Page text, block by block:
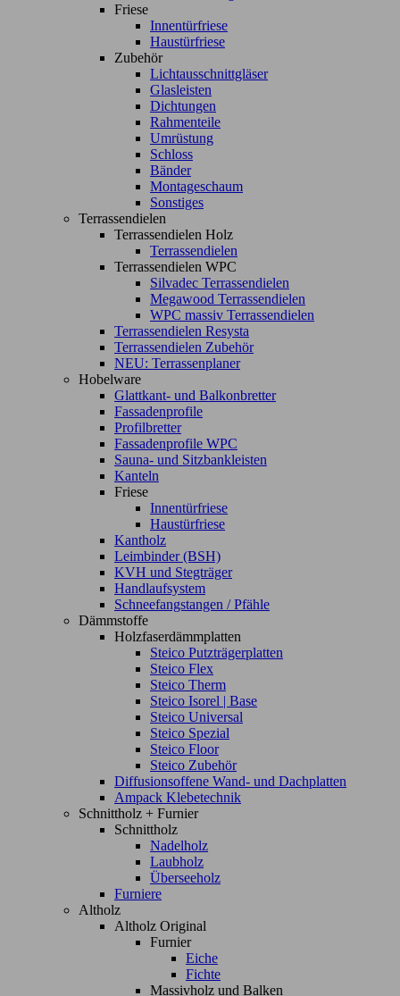
Friese
Innentürfriese
Haustürfriese
Zubehör
Lichtausschnittgläser
Glasleisten
Dichtungen
Rahmenteile
Umrüstung
Schloss
Bänder
Montageschaum
Sonstiges
Terrassendielen
Terrassendielen Holz
Terrassendielen
Terrassendielen WPC
Silvadec Terrassendielen
Megawood Terrassendielen
WPC massiv Terrassendielen
Terrassendielen Resysta
Terrassendielen Zubehör
NEU: Terrassenplaner
Hobelware
Glattkant- und Balkonbretter
Fassadenprofile
Profilbretter
Fassadenprofile WPC
Sauna- und Sitzbankleisten
Kanteln
Friese
Innentürfriese
Haustürfriese
Kantholz
Leimbinder (BSH)
KVH und Stegträger
Handlaufsystem
Schneefangstangen / Pfähle
Dämmstoffe
Holzfaserdämmplatten
Steico Putzträgerplatten
Steico Flex
Steico Therm
Steico Isorel | Base
Steico Universal
Steico Spezial
Steico Floor
Steico Zubehör
Diffusionsoffene Wand- und Dachplatten
Ampack Klebetechnik
Schnittholz + Furnier
Schnittholz
Nadelholz
Laubholz
Überseeholz
Furniere
Altholz
Altholz Original
Furnier
Eiche
Fichte
Massivholz und Balken